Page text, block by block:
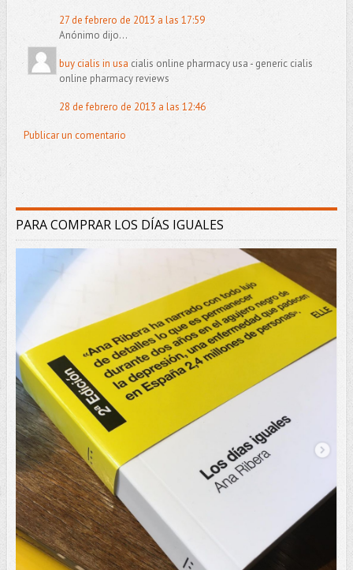
27 de febrero de 2013 a las 17:59
Anónimo dijo...
buy cialis in usa cialis online pharmacy usa - generic cialis
online pharmacy reviews
28 de febrero de 2013 a las 12:46
Publicar un comentario
PARA COMPRAR LOS DÍAS IGUALES